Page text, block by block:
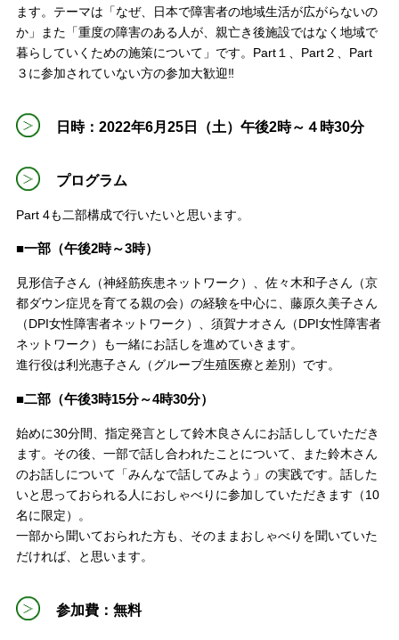
ます。テーマは「なぜ、日本で障害者の地域生活が広がらないの
か」また「重度の障害のある人が、親亡き後施設ではなく地域で
暮らしていくための施策について」です。Part１、Part２、Part
３に参加されていない方の参加大歓迎‼
日時：2022年6月25日（土）午後2時～４時30分
プログラム
Part 4も二部構成で行いたいと思います。
■一部（午後2時～3時）
見形信子さん（神経筋疾患ネットワーク）、佐々木和子さん（京
都ダウン症児を育てる親の会）の経験を中心に、藤原久美子さん
（DPI女性障害者ネットワーク）、須賀ナオさん（DPI女性障害者
ネットワーク）も一緒にお話しを進めていきます。
進行役は利光惠子さん（グループ生殖医療と差別）です。
■二部（午後3時15分～4時30分）
始めに30分間、指定発言として鈴木良さんにお話ししていただき
ます。その後、一部で話し合われたことについて、また鈴木さん
のお話しについて「みんなで話してみよう」の実践です。話した
いと思っておられる人におしゃべりに参加していただきます（10
名に限定）。
一部から聞いておられた方も、そのままおしゃべりを聞いていた
だければ、と思います。
参加費：無料